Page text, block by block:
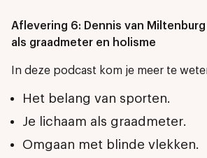
Aflevering 6: Dennis van
als graadmeter en holisme
In deze podcast kom je meer te
Het belang van sporten.
Je lichaam als graadmeter.
Omgaan met blinde vlekken.